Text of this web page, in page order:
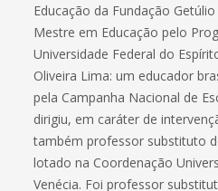
Educação da Fundação
Mestre em Educação pelo
Universidade Federal do
Oliveira Lima: um educador
pela Campanha Nacional de
dirigiu, em caráter de
também professor substituto
lotado na Coordenação
Venécia. Foi professor